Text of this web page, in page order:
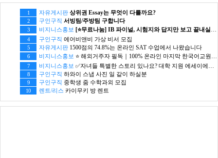
1 자유게시판 상위권 Essay는 무엇이 다를까요?
2 구인구직 서빙팀/주방팀 구합니다
3 비지니스홍보 [⭐무료나눔] IB 파이널, 시험지와 답지만 보고 끝내실 건가요?
4 구인구직 에어비앤비 가상 비서 모집
5 자유게시판 1500점의 74.8%는 온라인 SAT 수업에서 나왔습니다
6 비지니스홍보 ⭐ 해외거주자 필독｜100% 온라인 마지막 한국어교원 2급 추가모집 (~8/2)
7 비지니스홍보 ✅자녀들 특별한 스토리 있나요? 대학 지원 에세이에서 갈리는데..
8 구인구직 하와이 스냅 사진 일 같이 하실분
9 구인구직 중학생 줌 수학과외 모집
10 렌트/리스 카이무키 방 렌트